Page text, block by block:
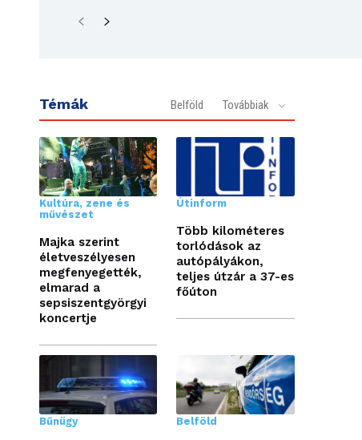
Témák Belföld Továbbiak
Kultúra, zene és
művészet
Majka szerint
életveszélyesen
megfenyegették,
elmarad a
sepsiszentgyörgyi
koncertje
Útinform
Több kilométeres
torlódások az
autópályákon,
teljes útzár a 37-es
főúton
Bűnügy Belföld